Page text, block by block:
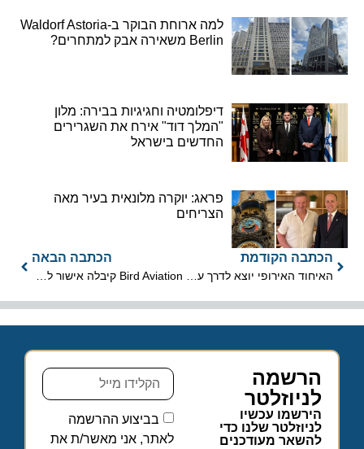
למה ארוחת הבוקר ב-Waldorf Astoria
Berlin משאירה אבק למתחרים?
דיפלומטיה וחגיגיות בבירה: מלון
"המלך דוד" אירח את השגרירים
החדשים בישראל
פראג: יוקרה מלונאית בעיר מאה
הצריחים
הכתבה הקודמת
האיחוד האירופי יוצא לדרך עם כרטיס רכבת אחיד ליבשת
הכתבה הבאה
Bird Aviation קיבלה אישור לתחזוקת מטוסי Airbus A330
הרשמה
לניוזלטר
הירשמו עכשיו
לניוזלטר שלנו כדי
להשאר מעודכנים
בביצוע ההרשמה
לאתר, אני מאשר/ת את